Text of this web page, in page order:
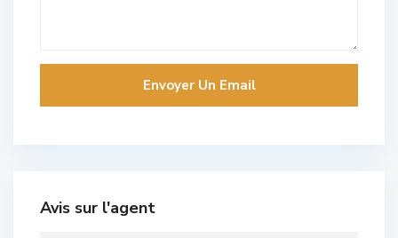
Avis sur l'agent